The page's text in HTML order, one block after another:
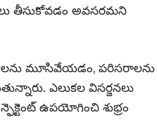
తీసుకోవడం అవసరమని
మూసివేయడం, పరిసరాలను
ఎలుకల విసర్జనలు
ఉపయోగించి శుభ్రం